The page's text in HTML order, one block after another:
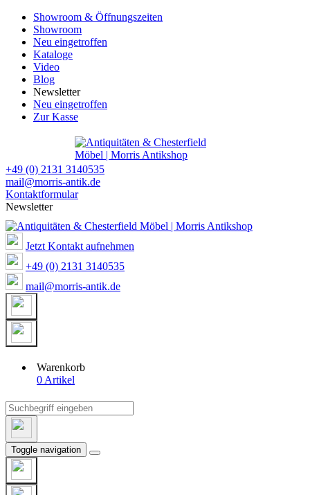
Showroom & Öffnungszeiten
Showroom
Neu eingetroffen
Kataloge
Video
Blog
Newsletter
Neu eingetroffen
Zur Kasse
+49 (0) 2131 3140535
mail@morris-antik.de
Kontaktformular
Newsletter
Jetzt Kontakt aufnehmen
+49 (0) 2131 3140535
mail@morris-antik.de
Warenkorb
0 Artikel
Toggle navigation